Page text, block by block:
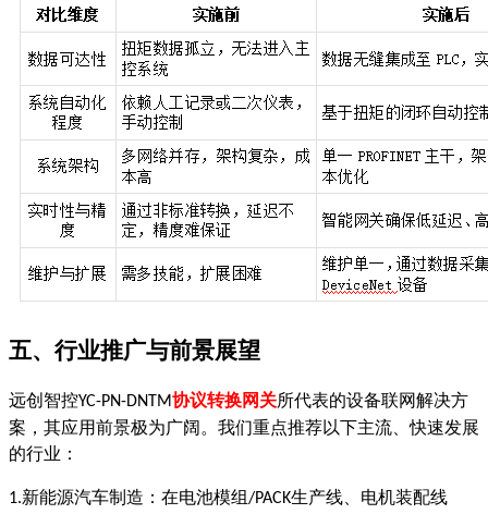
五、行业推广与前景展望
远创智控YC-PN-DNTM协议转换网关所代表的设备联网解决方
案，其应用前景极为广阔。我们重点推荐以下主流、快速发展
的行业：
1.新能源汽车制造：在电池模组/PACK生产线、电机装配线